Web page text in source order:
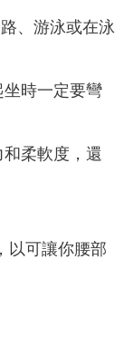
、游泳或在泳
坐時一定要彎
柔軟度，還
以可讓你腰部